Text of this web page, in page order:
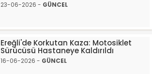
23-06-2026 - GÜNCEL
Ereğli'de Korkutan Kaza: Motosiklet
Sürücüsü Hastaneye Kaldırıldı
16-06-2026 - GÜNCEL